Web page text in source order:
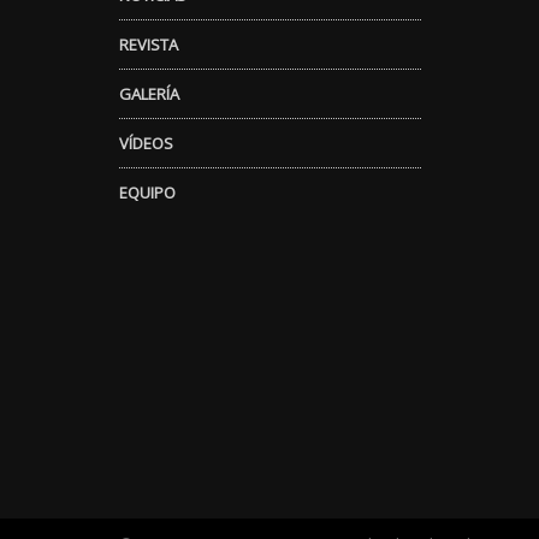
REVISTA
GALERÍA
VÍDEOS
EQUIPO